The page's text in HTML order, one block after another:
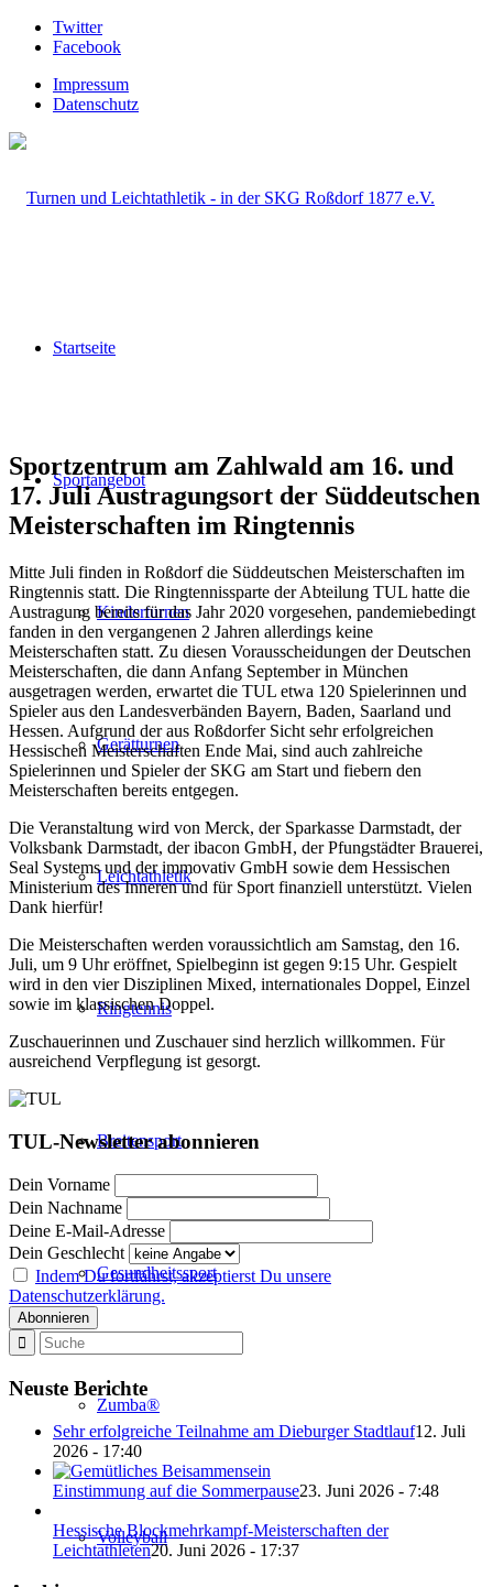
Twitter
Facebook
Impressum
Datenschutz
Startseite
Sportangebot
Kinderturnen
Gerätturnen
Leichtathletik
Ringtennis
Breitensport
Gesundheitssport
Zumba®
Volleyball
Sportzentrum am Zahlwald am 16. und
17. Juli Austragungsort der Süddeutschen
Meisterschaften im Ringtennis
Mitte Juli finden in Roßdorf die Süddeutschen Meisterschaften im
Ringtennis statt. Die Ringtennissparte der Abteilung TUL hatte die
Austragung bereits für das Jahr 2020 vorgesehen, pandemiebedingt
fanden in den vergangenen 2 Jahren allerdings keine
Meisterschaften statt. Zu diesen Vorausscheidungen der Deutschen
Meisterschaften, die dann Anfang September in München
ausgetragen werden, erwartet die TUL etwa 120 Spielerinnen und
Spieler aus den Landesverbänden Bayern, Baden, Saarland und
Hessen. Aufgrund der aus Roßdorfer Sicht sehr erfolgreichen
Hessischen Meisterschaften Ende Mai, sind auch zahlreiche
Spielerinnen und Spieler der SKG am Start und fiebern den
Meisterschaften bereits entgegen.
Die Veranstaltung wird von Merck, der Sparkasse Darmstadt, der
Volksbank Darmstadt, der ibacon GmbH, der Pfungstädter Brauerei,
Seal Systems und der immovativ GmbH sowie dem Hessischen
Ministerium des Inneren und für Sport finanziell unterstützt. Vielen
Dank hierfür!
Die Meisterschaften werden voraussichtlich am Samstag, den 16.
Juli, um 9 Uhr eröffnet, Spielbeginn ist gegen 9:15 Uhr. Gespielt
wird in den vier Disziplinen Mixed, internationales Doppel, Einzel
sowie im klassischen Doppel.
Zuschauerinnen und Zuschauer sind herzlich willkommen. Für
ausreichend Verpflegung ist gesorgt.
TUL-Newsletter abonnieren
Dein Vorname
Dein Nachname
Deine E-Mail-Adresse
Dein Geschlecht
Indem Du fortfährst, akzeptierst Du unsere
Datenschutzerklärung.
Neuste Berichte
Sehr erfolgreiche Teilnahme am Dieburger Stadtlauf12. Juli
2026 - 17:40
Einstimmung auf die Sommerpause23. Juni 2026 - 7:48
Hessische Blockmehrkampf-Meisterschaften der
Leichtathleten20. Juni 2026 - 17:37